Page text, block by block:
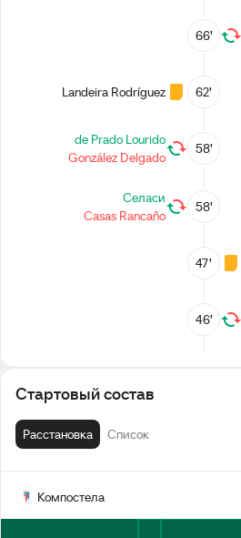
66’
62’
Landeira Rodríguez
58’
de Prado Lourido
González Delgado
58’
Селаси
Casas Rancaño
47’
46’
Landeira Rodríguez
Стартовый состав
Расстановка Список
Компостела